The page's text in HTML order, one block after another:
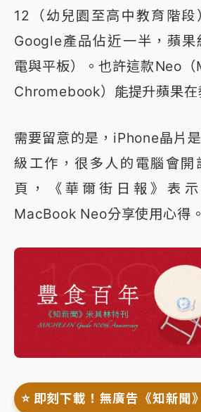
12（幼兒園至高中教育階段
Google產品佔近一半，蘋
電與平板）。也許這款Neo
Chromebook）能提升蘋果在
需要留意的是，iPhone晶片
級工作，很多人的電腦會開
頁，《華爾街日報》表
MacBook Neo分享使用心得。
⭐️ 即刻下載！無廣告《知新聞